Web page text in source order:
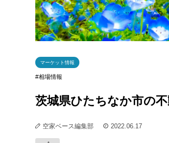
マーケット情報
相場情報
茨城県ひたちなか市の
空家ベース編集部 2022.06.17